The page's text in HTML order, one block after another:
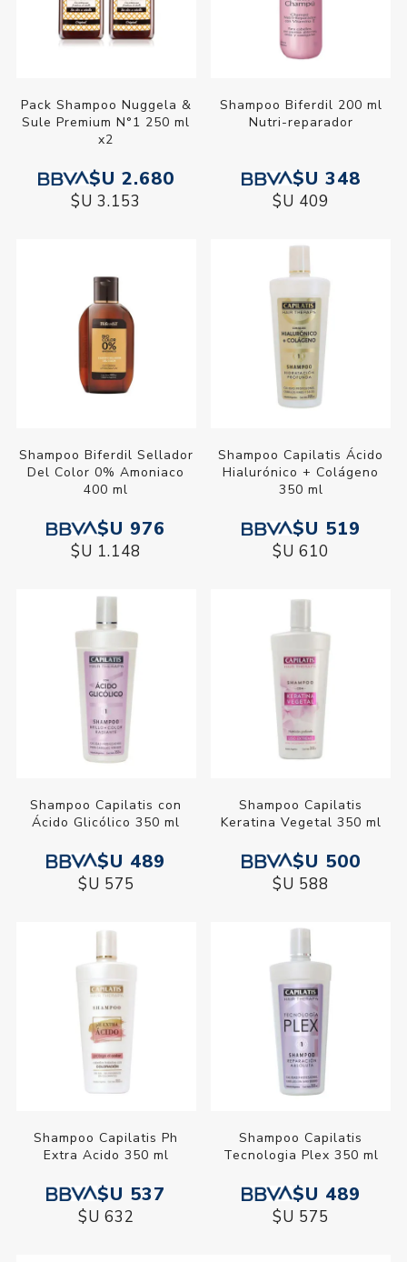
Pack Shampoo Nuggela &
Sule Premium N°1 250 ml
x2
$U 2.680
$U 3.153
Shampoo Biferdil 200 ml
Nutri-reparador
$U 348
$U 409
Shampoo Biferdil Sellador
Del Color 0% Amoniaco
400 ml
$U 976
$U 1.148
Shampoo Capilatis Ácido
Hialurónico + Colágeno
350 ml
$U 519
$U 610
Shampoo Capilatis con
Ácido Glicólico 350 ml
$U 489
$U 575
Shampoo Capilatis
Keratina Vegetal 350 ml
$U 500
$U 588
Shampoo Capilatis Ph
Extra Acido 350 ml
$U 537
$U 632
Shampoo Capilatis
Tecnologia Plex 350 ml
$U 489
$U 575